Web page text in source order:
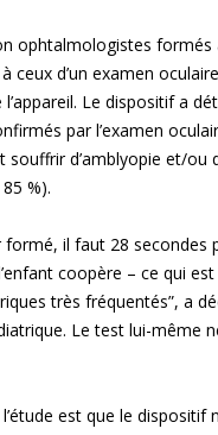
ophtalmologistes
ceux d’un examen
Le dispositif a
par l’examen
d’amblyopie et/ou
%).
formé, il faut 28
coopère – ce qui
très fréquentés”, a
Le test lui-même
est que le